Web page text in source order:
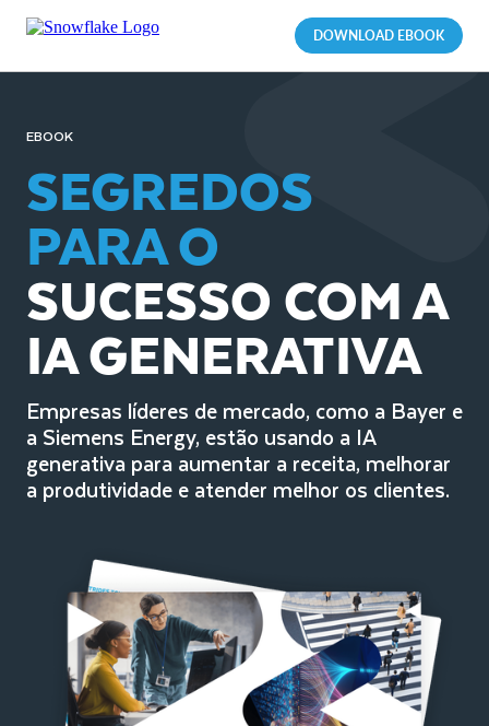
DOWNLOAD EBOOK
EBOOK
SEGREDOS
PARA O
SUCESSO COM A
IA GENERATIVA
Empresas líderes de mercado, como a Bayer e
a Siemens Energy, estão usando a IA
generativa para aumentar a receita, melhorar
a produtividade e atender melhor os clientes.